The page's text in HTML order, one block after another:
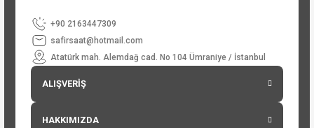
+90 2163447309
safirsaat@hotmail.com
Atatürk mah. Alemdağ cad. No 104 Ümraniye / İstanbul
ALIŞVERİŞ
HAKKIMIZDA